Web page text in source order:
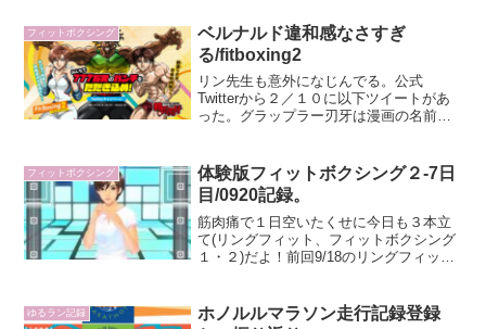
てむしゃくしゃしていたのもあって、ご
飯炊いている間にスタート...
フィットボクシング
ベルナルド違和感なさすぎ
る/fitboxing2
リン先生も意外になじんでる。公式
Twitterから２／１０に以下ツイートがあ
った。グラップラー刃牙は漫画の名前と
のドラゴンボールみたいに後ろにZとか、
つくのかなと…。）...
フィットボクシング
体験版フィットボクシング２-7日
目/0920記録。
筋肉痛で１日空いたくせに今日も３本立
て(リングフィット、フィットボクシング
１・２)だよ！前回9/18のリングフィット
50分が聞いたのか、上半身（肩甲骨≒僧
ゆるラン記録
ホノルルマラソン走行記録登録